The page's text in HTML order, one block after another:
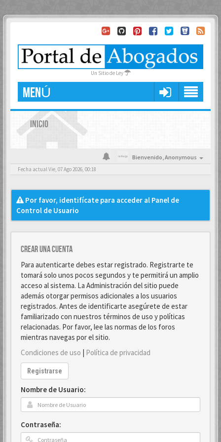
Un Sitio de Ley
MENÚ
INICIO
Bienvenido,Anonymous
Fecha actual Vie, 07 Ago 2026, 00:18
Por favor, identifícate para acceder al Panel de
Control de Usuario
Crear una cuenta
Para autenticarte debes estar registrado. Registrarte te
tomará solo unos pocos segundos y te permitirá un amplio
acceso al sistema. La Administración del sitio puede
además otorgar permisos adicionales a los usuarios
registrados. Antes de identificarte asegúrete de estar
familiarizado con nuestros términos de uso y políticas
relacionadas. Por favor, lee las normas de los foros
mientras navegas por el sitio.
Condiciones de uso | Política de privacidad
Registrarse
Nombre de Usuario:
Contraseña: